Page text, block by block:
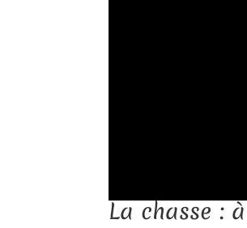
La chasse :